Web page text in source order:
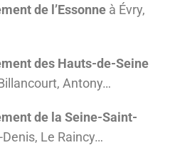
de l’Essonne à Évry,
des Hauts-de-Seine
Antony…
de la Seine-Saint-
Le Raincy…